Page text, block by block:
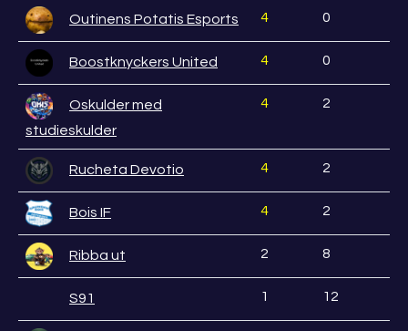
Outinens Potatis Esports 4 0
Boostknyckers United 4 0
Oskulder med
studieskulder
4 2
Rucheta Devotio 4 2
Bois IF 4 2
Ribba ut 2 8
S91 1 12